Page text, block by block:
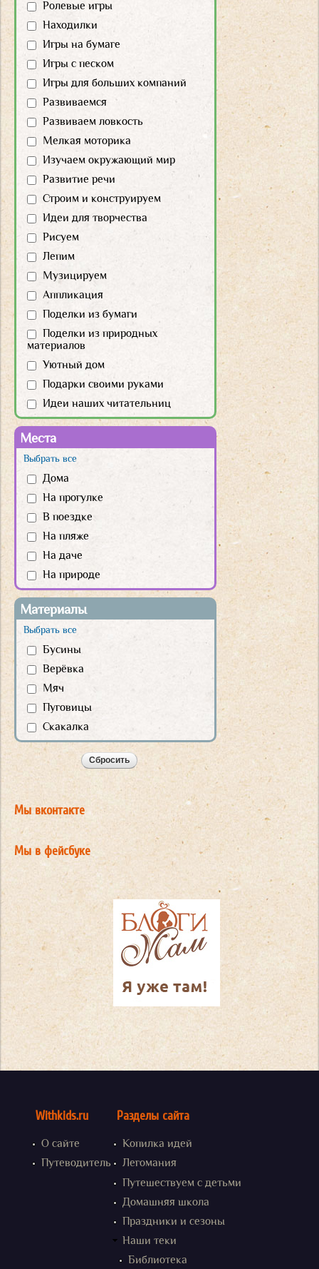
Ролевые игры
Находилки
Игры на бумаге
Игры с песком
Игры для больших компаний
Развиваемся
Развиваем ловкость
Мелкая моторика
Изучаем окружающий мир
Развитие речи
Строим и конструируем
Идеи для творчества
Рисуем
Лепим
Музицируем
Аппликация
Поделки из бумаги
Поделки из природных
материалов
Уютный дом
Подарки своими руками
Идеи наших читательниц
Места
Выбрать все
Дома
На прогулке
В поездке
На пляже
На даче
На природе
Материалы
Выбрать все
Бусины
Верёвка
Мяч
Пуговицы
Скакалка
Мы вконтакте
Мы в фейсбуке
Withkids.ru
О сайте
Путеводитель
Разделы сайта
Копилка идей
Легомания
Путешествуем с детьми
Домашняя школа
Праздники и сезоны
Наши теки
Библиотека